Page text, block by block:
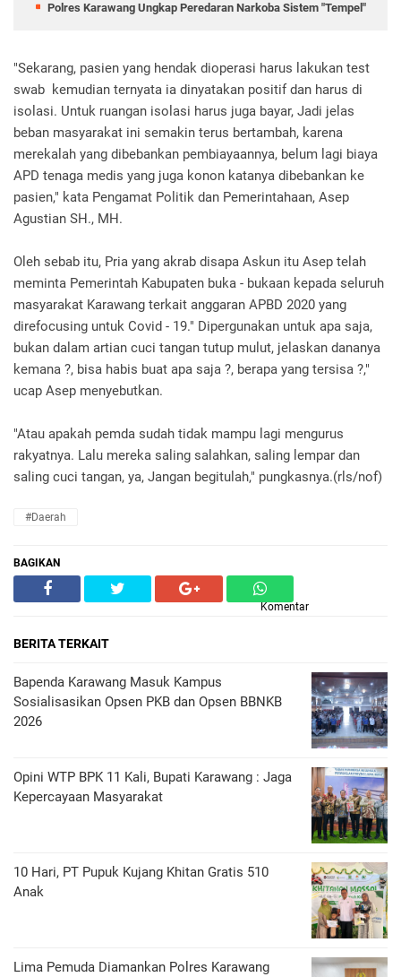
Polres Karawang Ungkap Peredaran Narkoba Sistem "Tempel"
"Sekarang, pasien yang hendak dioperasi harus lakukan test
swab kemudian ternyata ia dinyatakan positif dan harus di
isolasi. Untuk ruangan isolasi harus juga bayar, Jadi jelas
beban masyarakat ini semakin terus bertambah, karena
merekalah yang dibebankan pembiayaannya, belum lagi biaya
APD tenaga medis yang juga konon katanya dibebankan ke
pasien," kata Pengamat Politik dan Pemerintahaan, Asep
Agustian SH., MH.
Oleh sebab itu, Pria yang akrab disapa Askun itu Asep telah
meminta Pemerintah Kabupaten buka - bukaan kepada seluruh
masyarakat Karawang terkait anggaran APBD 2020 yang
direfocusing untuk Covid - 19." Dipergunakan untuk apa saja,
bukan dalam artian cuci tangan tutup mulut, jelaskan dananya
kemana ?, bisa habis buat apa saja ?, berapa yang tersisa ?,"
ucap Asep menyebutkan.
"Atau apakah pemda sudah tidak mampu lagi mengurus
rakyatnya. Lalu mereka saling salahkan, saling lempar dan
saling cuci tangan, ya, Jangan begitulah," pungkasnya.(rls/nof)
#daerah
BAGIKAN
Komentar
BERITA TERKAIT
Bapenda Karawang Masuk Kampus
Sosialisasikan Opsen PKB dan Opsen BBNKB
2026
Opini WTP BPK 11 Kali, Bupati Karawang : Jaga
Kepercayaan Masyarakat
10 Hari, PT Pupuk Kujang Khitan Gratis 510
Anak
Lima Pemuda Diamankan Polres Karawang